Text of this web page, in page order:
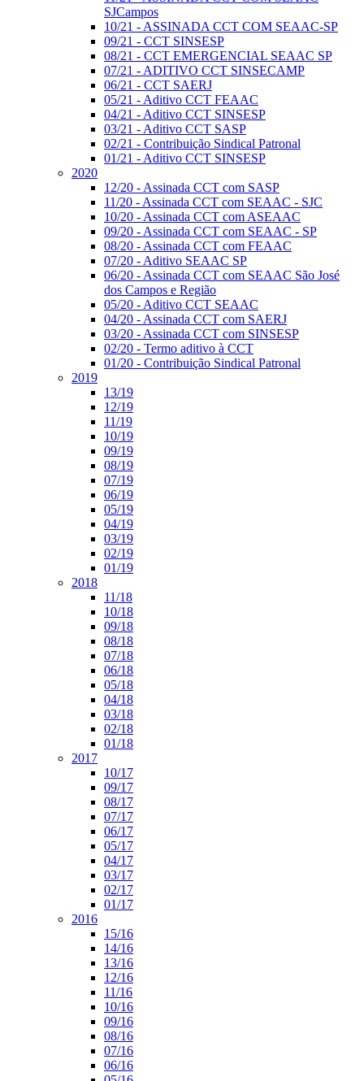
SJCampos
10/21 - ASSINADA CCT COM SEAAC-SP
09/21 - CCT SINSESP
08/21 - CCT EMERGENCIAL SEAAC SP
07/21 - ADITIVO CCT SINSECAMP
06/21 - CCT SAERJ
05/21 - Aditivo CCT FEAAC
04/21 - Aditivo CCT SINSESP
03/21 - Aditivo CCT SASP
02/21 - Contribuição Sindical Patronal
01/21 - Aditivo CCT SINSESP
2020
12/20 - Assinada CCT com SASP
11/20 - Assinada CCT com SEAAC - SJC
10/20 - Assinada CCT com ASEAAC
09/20 - Assinada CCT com SEAAC - SP
08/20 - Assinada CCT com FEAAC
07/20 - Aditivo SEAAC SP
06/20 - Assinada CCT com SEAAC São José
dos Campos e Região
05/20 - Aditivo CCT SEAAC
04/20 - Assinada CCT com SAERJ
03/20 - Assinada CCT com SINSESP
02/20 - Termo aditivo à CCT
01/20 - Contribuição Sindical Patronal
2019
13/19
12/19
11/19
10/19
09/19
08/19
07/19
06/19
05/19
04/19
03/19
02/19
01/19
2018
11/18
10/18
09/18
08/18
07/18
06/18
05/18
04/18
03/18
02/18
01/18
2017
10/17
09/17
08/17
07/17
06/17
05/17
04/17
03/17
02/17
01/17
2016
15/16
14/16
13/16
12/16
11/16
10/16
09/16
08/16
07/16
06/16